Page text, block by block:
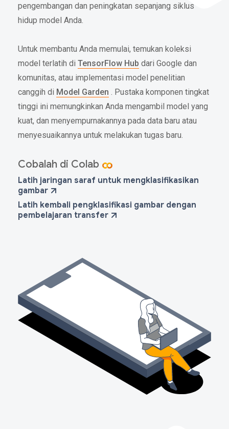
pengembangan dan peningkatan sepanjang siklus
hidup model Anda.
Untuk membantu Anda memulai, temukan koleksi
model terlatih di TensorFlow Hub dari Google dan
komunitas, atau implementasi model penelitian
canggih di Model Garden . Pustaka komponen tingkat
tinggi ini memungkinkan Anda mengambil model yang
kuat, dan menyempurnakannya pada data baru atau
menyesuaikannya untuk melakukan tugas baru.
Cobalah di Colab
Latih jaringan saraf untuk mengklasifikasikan
gambar
Latih kembali pengklasifikasi gambar dengan
pembelajaran transfer